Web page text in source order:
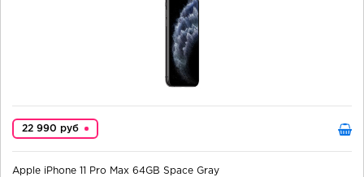
22 990 руб
Apple iPhone 11 Pro Max 64GB Space Gray